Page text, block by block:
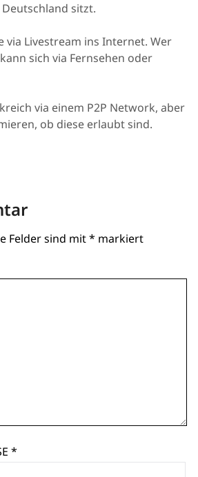
sitzt.
via Livestream ins Internet. Wer
sich via Fernsehen oder
via einem P2P Network, aber
ob diese erlaubt sind.
Felder sind mit* markiert
*